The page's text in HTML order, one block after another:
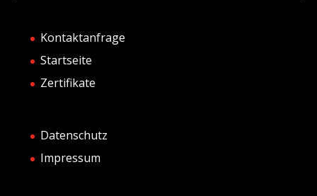
Kontaktanfrage
Startseite
Zertifikate
Datenschutz
Impressum